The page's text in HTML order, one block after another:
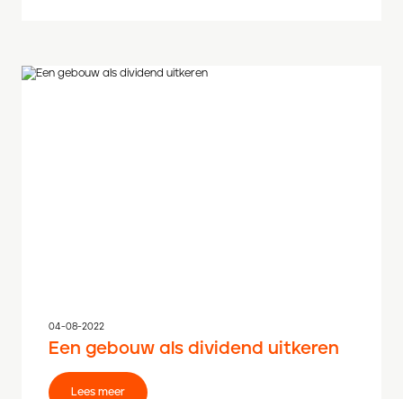
04-08-2022
Een gebouw als dividend uitkeren
Lees meer